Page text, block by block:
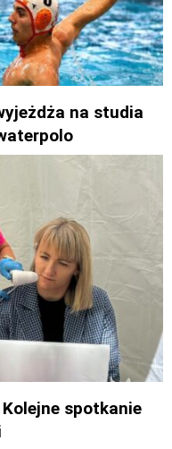
na studia
spotkanie